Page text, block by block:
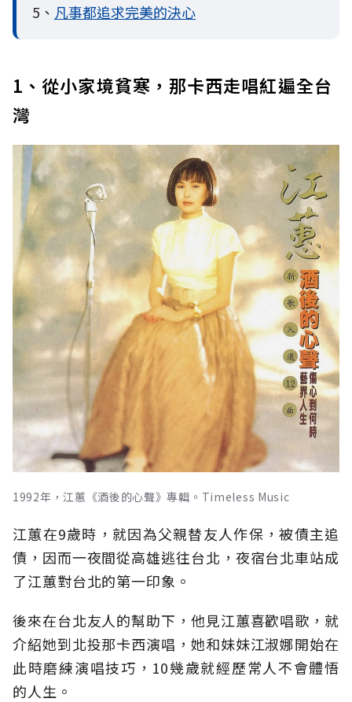
5、 凡事都追求完美的決心
1、從小家境貧寒，那卡西走唱紅遍全台
灣
1992年，江蕙《酒後的心聲》專輯。Timeless Music
江蕙在9歲時，就因為父親替友人作保，被債主追
債，因而一夜間從高雄逃往台北，夜宿台北車站成
了江蕙對台北的第一印象。
後來在台北友人的幫助下，他見江蕙喜歡唱歌，就
介紹她到北投那卡西演唱，她和妹妹江淑娜開始在
此時磨練演唱技巧，10幾歲就經歷常人不會體悟
的人生。